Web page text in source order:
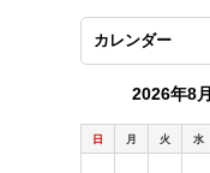
カレンダー
2026年8月
日 月 火 水